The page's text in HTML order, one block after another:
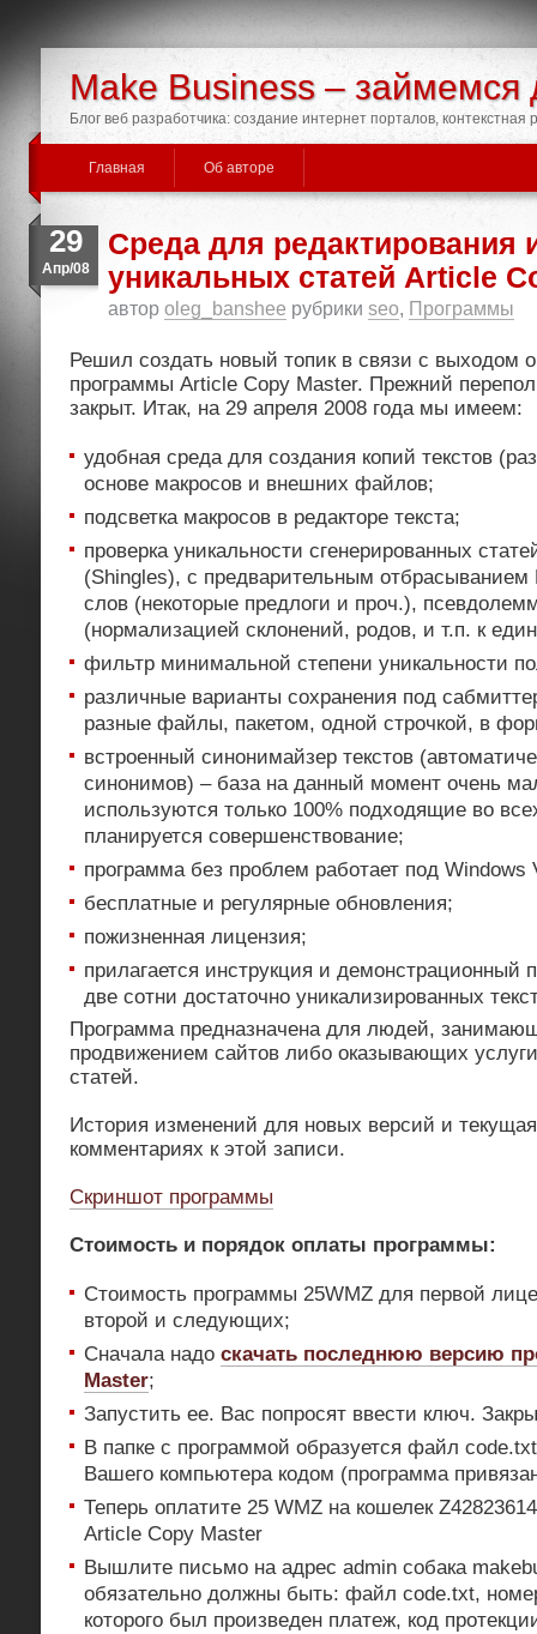
Make Business – займемся
Блог веб разработчика: создание интернет порталов,
Главная Об авторе
29
Апр/08
Среда для редактирования
уникальных статей Article
автор oleg_banshee рубрики seo, Программы
Решил создать новый топик в связи с выходом
программы Article Copy Master. Прежний
закрыт. Итак, на 29 апреля 2008 года мы имеем:
удобная среда для создания копий текстов
основе макросов и внешних файлов;
подсветка макросов в редакторе текста;
проверка уникальности сгенерированных
(Shingles), с предварительным отбрасыванием
слов (некоторые предлоги и проч.),
(нормализацией склонений, родов, и т.п. к
фильтр минимальной степени уникальности
различные варианты сохранения под
разные файлы, пакетом, одной строчкой, в
встроенный синонимайзер текстов
синонимов) – база на данный момент очень
используются только 100% подходящие во
планируется совершенствование;
программа без проблем работает под Windows
бесплатные и регулярные обновления;
пожизненная лицензия;
прилагается инструкция и демонстрационный
две сотни достаточно уникализированных
Программа предназначена для людей,
продвижением сайтов либо оказывающих
статей.
История изменений для новых версий и
комментариях к этой записи.
Скриншот программы
Стоимость и порядок оплаты программы:
Стоимость программы 25WMZ для первой
второй и следующих;
Сначала надо скачать последнюю версию
Master;
Запустить ее. Вас попросят ввести ключ.
В папке с программой образуется файл
Вашего компьютера кодом (программа
Теперь оплатите 25 WMZ на кошелек
Article Copy Master
Вышлите письмо на адрес admin собака
обязательно должны быть: файл code.txt,
которого был произведен платеж, код